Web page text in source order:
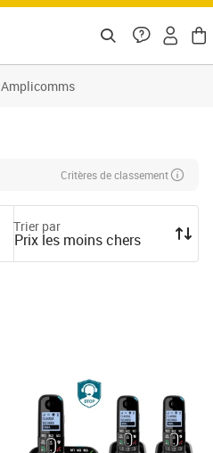
Amplicomms
Critères de classement
Trier par
Prix les moins chers